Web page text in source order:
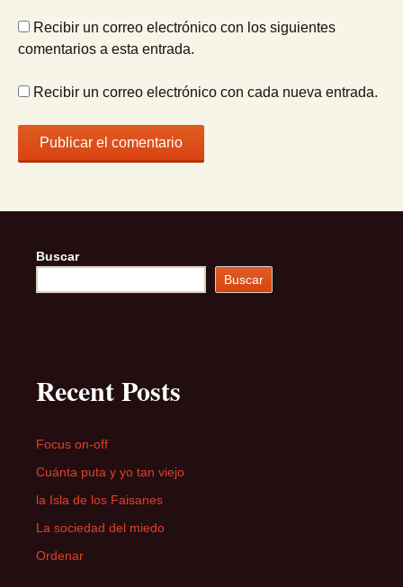
Recibir un correo electrónico con los siguientes
comentarios a esta entrada.
Recibir un correo electrónico con cada nueva entrada.
Buscar
Buscar
Recent Posts
Focus on-off
Cuánta puta y yo tan viejo
la Isla de los Faisanes
La sociedad del miedo
Ordenar